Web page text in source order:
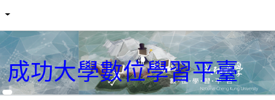
成功大學數位學習平臺